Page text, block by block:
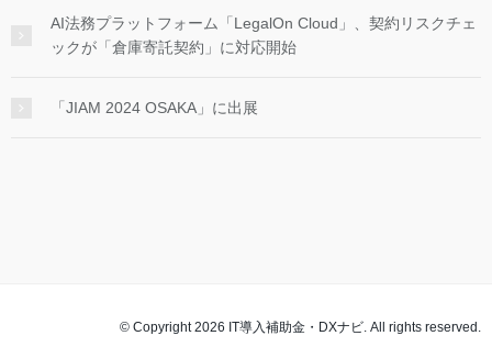
AI法務プラットフォーム「LegalOn Cloud」、契約リスクチェ
ックが「倉庫寄託契約」に対応開始
「JIAM 2024 OSAKA」に出展
© Copyright 2026 IT導入補助金・DXナビ. All rights reserved.